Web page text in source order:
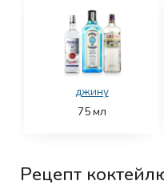
джину
75мл
Рецепт